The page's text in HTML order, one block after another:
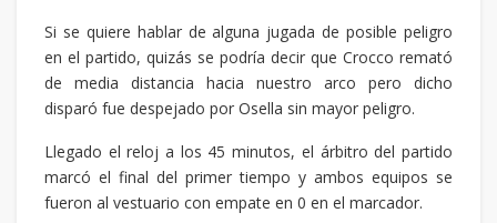
Si se quiere hablar de alguna jugada de posible peligro
en el partido, quizás se podría decir que Crocco remató
de media distancia hacia nuestro arco pero dicho
disparó fue despejado por Osella sin mayor peligro.
Llegado el reloj a los 45 minutos, el árbitro del partido
marcó el final del primer tiempo y ambos equipos se
fueron al vestuario con empate en 0 en el marcador.